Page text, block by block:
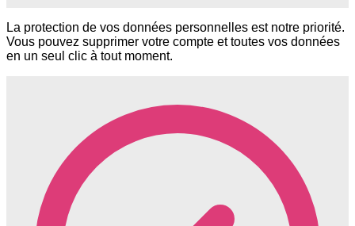
La protection de vos données personnelles est notre priorité.
Vous pouvez supprimer votre compte et toutes vos données
en un seul clic à tout moment.